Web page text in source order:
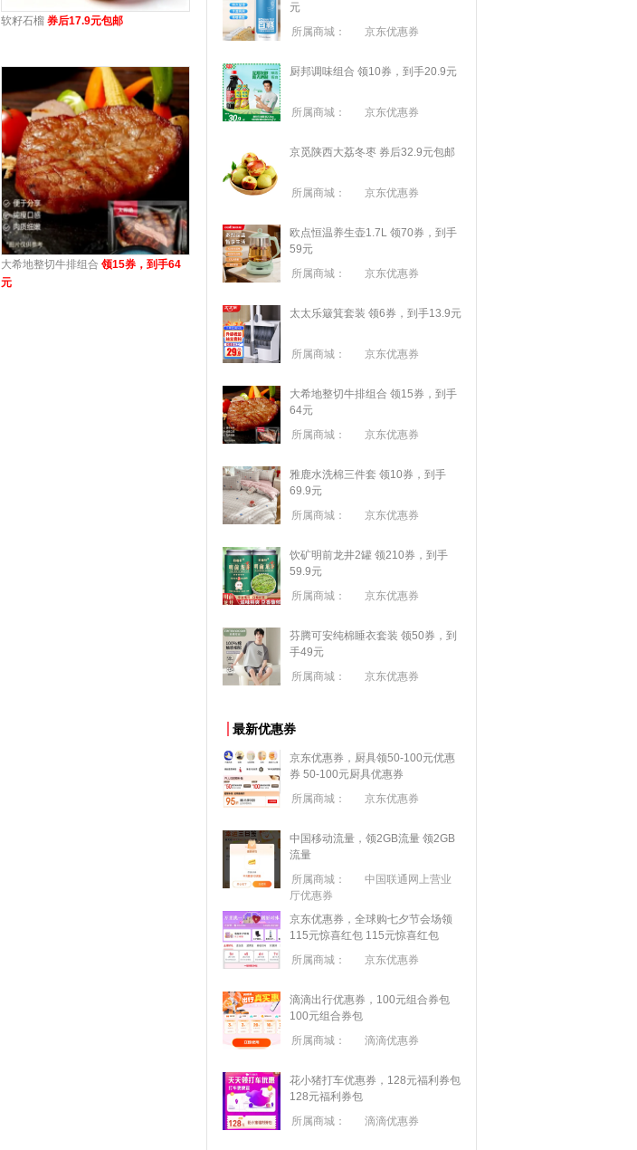
软籽石榴 券后17.9元包邮
大希地整切牛排组合 领15券，到手64
元
元
所属商城：
京东优惠券
厨邦调味组合 领10券，到手20.9元
所属商城： 京东优惠券
京觅陕西大荔冬枣 券后32.9元包邮
所属商城： 京东优惠券
欧点恒温养生壶1.7L 领70券，到手
59元
所属商城：
京东优惠券
太太乐簸箕套装 领6券，到手13.9元
所属商城： 京东优惠券
大希地整切牛排组合 领15券，到手
64元
所属商城：
京东优惠券
雅鹿水洗棉三件套 领10券，到手
69.9元
所属商城：
京东优惠券
饮矿明前龙井2罐 领210券，到手
59.9元
所属商城：
京东优惠券
芬腾可安纯棉睡衣套装 领50券，到
手49元
所属商城：
京东优惠券
最新优惠券
京东优惠券，厨具领50-100元优惠
券 50-100元厨具优惠券
所属商城：
京东优惠券
中国移动流量，领2GB流量 领2GB
流量
所属商城：
中国联通网上营业
厅优惠券
京东优惠券，全球购七夕节会场领
115元惊喜红包 115元惊喜红包
所属商城：
京东优惠券
滴滴出行优惠券，100元组合券包
100元组合券包
所属商城：
滴滴优惠券
花小猪打车优惠券，128元福利券包
128元福利券包
所属商城：
滴滴优惠券